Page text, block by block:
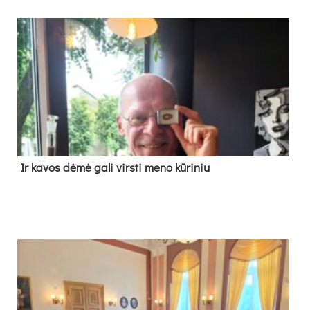
Ir ka­vos dė­mė ga­li virs­ti me­no kū­ri­niu